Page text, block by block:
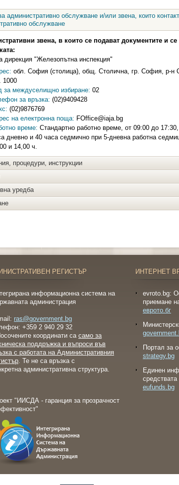
административно обслужване и/или звена, които
обслужване
звена, в които се подават документите и
дирекция "Железопътна инспекция"
обл. София (столица), общ. Столична, гр. София, р-
1000
за междуселищно избиране: 02
за връзка: (02)9409428
(02)9876769
на електронна поща: FOffice@iaja.bg
време: Стандартно работно време, от 09:00 до
дневно и 40 часа седмично при 5-дневна работна
и 14,00 ч.
процедури, инструкции
уредба
РЕГИСТЪР
информационна система на
администрация
ras@government.bg
+359 2 940 29 32
координати са само за
поддръжка и въпроси във
с работата на Административния
. Те не са връзка с
административна структура.
"ИИСДА - гаранция за прозрачност
ИНТЕРНЕТ
evroto.bg:
приемане
еврото.бг
Портал за
strategy.bg
Eдинен
eufunds.bg